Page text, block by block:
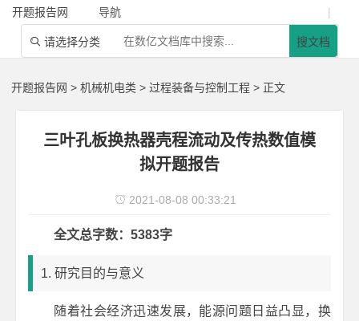
开题报告网 导航 |
 请选择分类 搜文档
开题报告网 >机械机电类 >过程装备与控制工程 > 正文
三叶孔板换热器壳程流动及传热数值模
拟开题报告
 2021-08-08 00:33:21
全文总字数：5383字
1. 研究目的与意义
随着社会经济迅速发展，能源问题日益凸显，换